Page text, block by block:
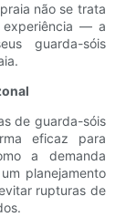
não se trata
experiência — a
guarda-sóis
de guarda-sóis
eficaz para
a demanda
planejamento
rupturas de